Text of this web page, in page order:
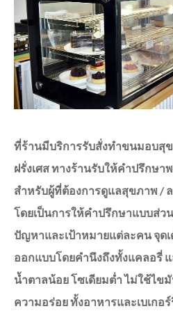
ที่ร้านมีบริการรับสั่งทำขนมอบสุ
ฝรั่งเศสทางร้านรับให้คำปรึกษา
สำหรับผู้ที่ต้องการดูแลสุขภาพ /
โดยเป็นการให้คำปรึกษาแบบส่
ปัญหาและเป้าหมายแต่ละคน จุด
ออกแบบโดยคำนึงถึงทั้งแคลอรี่
น้ำตาลน้อย โซเดียมต่ำ ไม่ใช้ไข
ความอร่อย ทั้งอาหารและเบเกอร์